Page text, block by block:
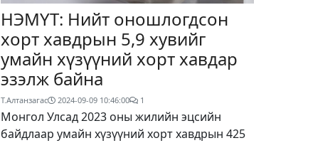
НЭМҮТ: Нийт оношлогдсон
хорт хавдрын 5,9 хувийг
умайн хүзүүний хорт хавдар
эзэлж байна
Т.Алтанзагас 2024-09-09 10:46:00 1
Монгол Улсад 2023 оны жилийн эцсийн
байдлаар умайн хүзүүний хорт хавдрын 425